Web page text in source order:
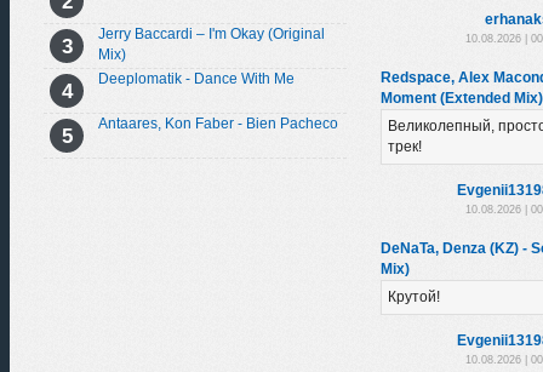
Jerry Baccardi – I'm Okay (Original
Mix)
Deeplomatik - Dance With Me
Antaares, Kon Faber - Bien Pacheco
10.08.2026 |
Redspace, Alex
Moment (Extended Mix)
Великолепный,
трек!
10.08.2026 |
DeNaTa, Denza (KZ) -
Mix)
Крутой!
10.08.2026 |